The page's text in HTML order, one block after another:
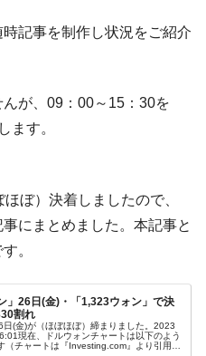
ォン安が急進！ 日米の協調
は。
る。6カ月で対前年同期比
」「極右勢力」のプラカー
年までに18.4GW規模のAIデ
理だってば。
公団』株価暴落で200兆蒸
記事を制作し状況をご紹介
が、09：00～15：30を
ます。
ぼ）決着しましたので、
にまとめました。本記事と
。
」26日(金)・「1,323ウォン」で決
割れ
(金)が（ほぼほぼ）締まりました。2023
現在、ドルウォンチャートは以下のよう
（チャートは『Investing.com』より引用：